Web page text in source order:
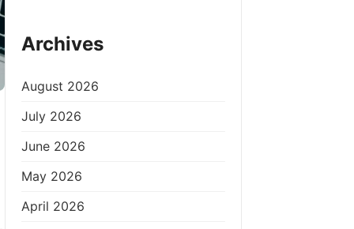
Archives
August 2026
July 2026
June 2026
May 2026
April 2026